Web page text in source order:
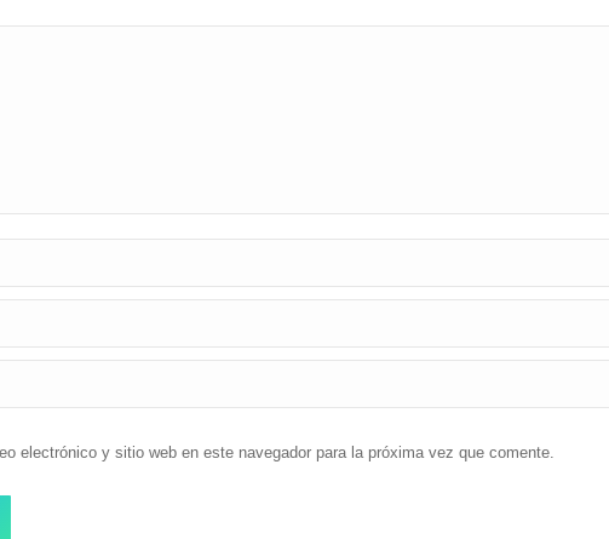
electrónico y sitio web en este navegador para la próxima vez que comente.